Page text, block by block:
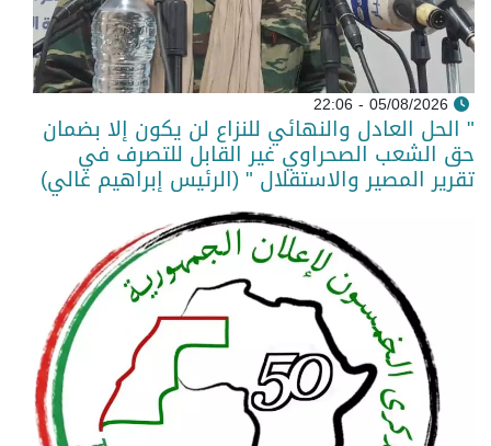
05/08/2026 - 22:06
" الحل العادل والنهائي للنزاع لن يكون إلا بضمان
حق الشعب الصحراوي غير القابل للتصرف في
تقرير المصير والاستقلال " (الرئيس إبراهيم غالي)